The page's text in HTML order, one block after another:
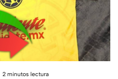
2 minutos lectura